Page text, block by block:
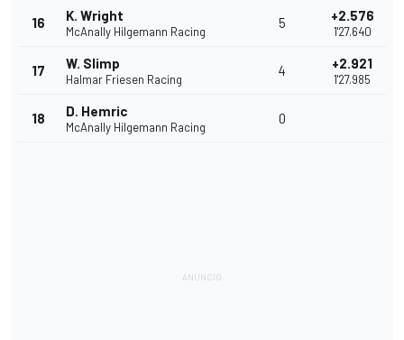
16 K. Wright
McAnally Hilgemann Racing
5 +2.576
1'27.640
17 W. Slimp
Halmar Friesen Racing
4 +2.921
1'27.985
18 D. Hemric
McAnally Hilgemann Racing
0